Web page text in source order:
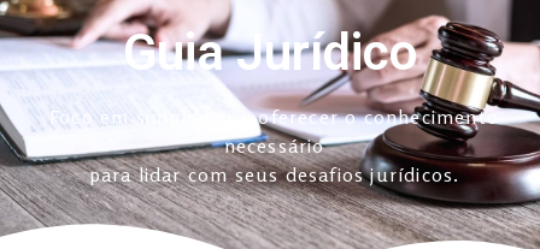
Guia Jurídico
Foco em simplificar e oferecer o conhecimento
necessário
para lidar com seus desafios jurídicos.